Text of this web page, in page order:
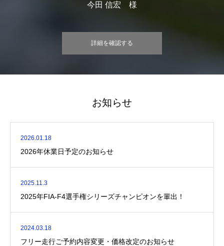
大川 文誠 様
詳細を確認する
お知らせ
2026.01.18
2026年休業日予定のお知らせ
2025.11.3
2025年FIA-F4選手権シリーズチャンピオンを輩出！
2024.03.18
フリー走行ご予約内容変更・価格改定のお知らせ